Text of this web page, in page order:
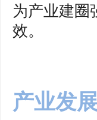
为产业建圈
效。
产业发